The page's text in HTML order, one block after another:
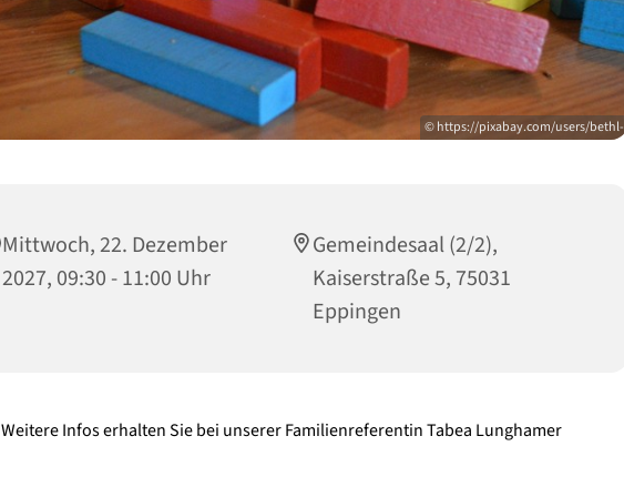
© https://pixabay.com/users/bethl-
Mittwoch, 22. Dezember
2027, 09:30 - 11:00 Uhr
Gemeindesaal (2/2),
Kaiserstraße 5, 75031
Eppingen
Weitere Infos erhalten Sie bei unserer Familienreferentin Tabea Lunghamer